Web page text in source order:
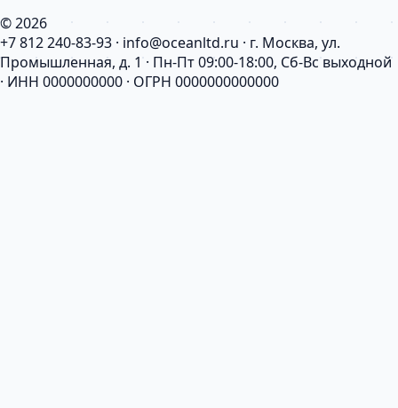
© 2026
+7 812 240-83-93 · info@oceanltd.ru · г. Москва, ул.
Промышленная, д. 1 · Пн-Пт 09:00-18:00, Сб-Вс выходной
· ИНН 0000000000 · ОГРН 0000000000000